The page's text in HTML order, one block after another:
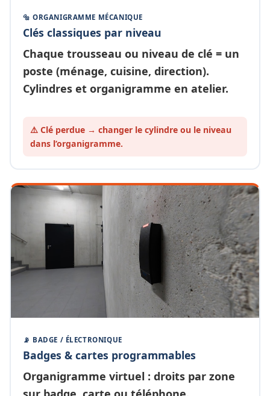
🔩 ORGANIGRAMME MÉCANIQUE
Clés classiques par niveau
Chaque trousseau ou niveau de clé = un
poste (ménage, cuisine, direction).
Cylindres et organigramme en atelier.
⚠️ Clé perdue → changer le cylindre ou le niveau
dans l’organigramme.
📡 BADGE / ÉLECTRONIQUE
Badges & cartes programmables
Organigramme virtuel : droits par zone